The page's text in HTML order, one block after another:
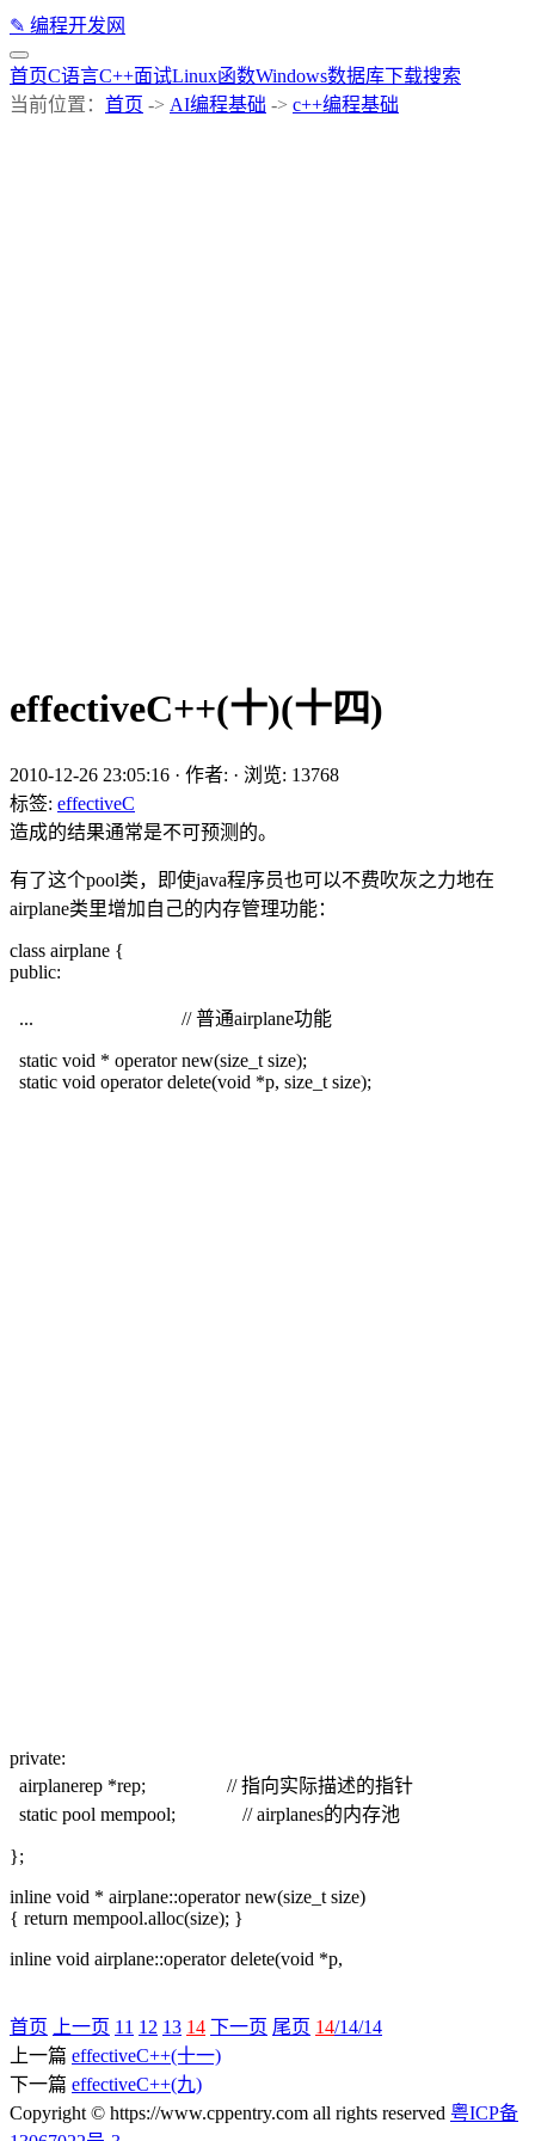
✎ 编程开发网
首页C语言C++面试Linux函数Windows数据库下载搜索
当前位置： 首页 -> AI编程基础 -> c++编程基础
effectiveC++(十)(十四)
2010-12-26 23:05:16 · 作者: · 浏览: 13768
标签: effectiveC
造成的结果通常是不可预测的。
有了这个pool类，即使java程序员也可以不费吹灰之力地在
airplane类里增加自己的内存管理功能：
class airplane {
public:
... // 普通airplane功能
static void * operator new(size_t size);
static void operator delete(void *p, size_t size);
private:
airplanerep *rep; // 指向实际描述的指针
static pool mempool; // airplanes的内存池
};
inline void * airplane::operator new(size_t size)
{ return mempool.alloc(size); }
inline void airplane::operator delete(void *p,
首页 上一页 11 12 13 14 下一页 尾页 14/14/14
上一篇 effectiveC++(十一)
下一篇 effectiveC++(九)
Copyright © https://www.cppentry.com all rights reserved 粤ICP备